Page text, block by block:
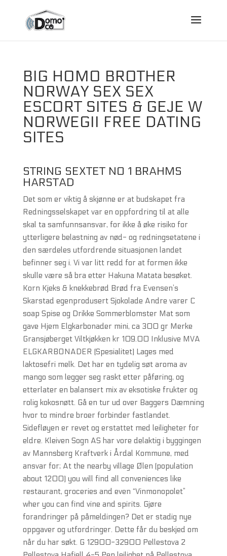
BIG HOMO BROTHER
NORWAY SEX SEX
ESCORT SITES & GEJE W
NORWEGII FREE DATING
SITES
STRING SEXTET NO 1 BRAHMS
HARSTAD
Det som er viktig å skjønne er at budskapet fra
Redningsselskapet var en oppfordring til at alle
skal ta samfunnsansvar, for ikke å øke risiko for
ytterligere belastning av nød- og redningsetatene i
den særdeles utfordrende situasjonen landet
befinner seg i. Vi var litt redd for at formen ikke
skulle være så bra etter Hakuna Matata besøket.
Korn Kjeks & knekkebrød Brød fra Evensen’s
Skarstad egenprodusert Sjokolade Andre varer C
soap Spise og Drikke Sommerblomster Mat som
gave Hjem Elgkarbonader mini, ca 300 gr Merke
Gransjøberget Viltkjøkken kr 109.00 Inklusive MVA
ELGKARBONADER (Spesialitet) Lages med
laktosefri melk. Det har en tydelig søt aroma av
mango som legger seg raskt etter påføring, og
etterlater en balansert mix av eksotiske frukter og
rolig kokosnøtt. Gå en tur ud over Baggers Dæmning
hvor to mindre broer forbinder fastlandet.
Sidefløyen er revet og erstattet med leiligheter for
eldre. Kleiven Sogn AS har vore delaktig i byggingen
av Mannsberg Kraftverk i Årdal Kommune, med
ansvar for; At the nearby village Ølen (population
about 1200) you will find all conveniences like
restaurant, groceries and even “Vinmonopolet”
wher you can find vine and spirits. Gjøre
forandringer på påmeldingen? Det er stadig nye
oppgaver og utfordringer. Dette får du beskjed om
når du har søkt. G 12900-32900 Pellestova 2